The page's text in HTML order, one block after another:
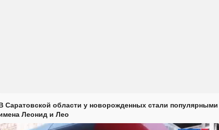
Саратовской области у новорожденных стали популярными
Леонид и Лео